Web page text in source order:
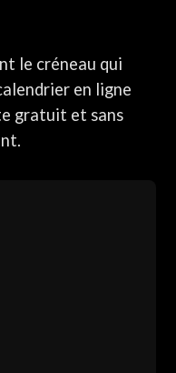
le créneau qui
en ligne
gratuit et sans